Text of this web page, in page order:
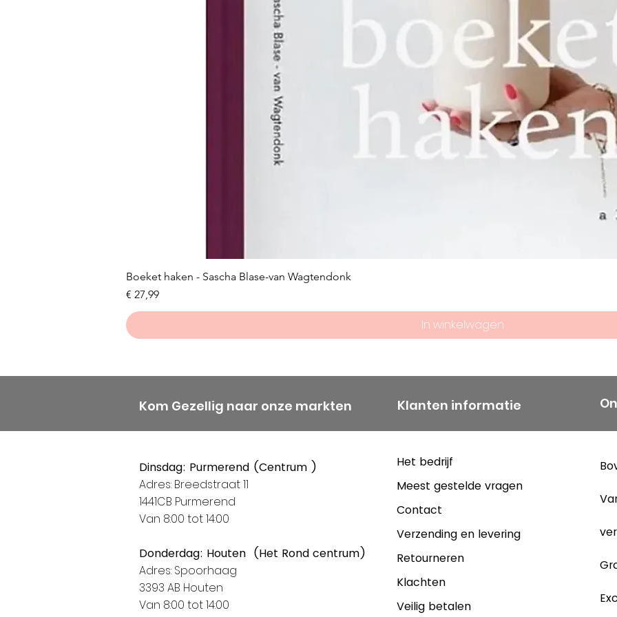
Boeket haken - Sascha Blase-van Wagtendonk
Prijs
€ 27,99
In winkelwagen
Kom Gezellig naar onze markten Klanten informatie
Dinsdag: Purmerend (Centrum )
Adres: Breedstraat 11
1441CB Purmerend
Van 8:00 tot 14:00
Donderdag: Houten (Het Rond centrum)
Adres: Spoorhaag
3393 AB Houten
Van 8:00 tot 14:00
Het bedrijf
Meest gestelde vragen
Contact
Verzending en levering
Retourneren
Klachten
Veilig betalen